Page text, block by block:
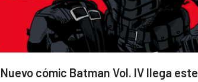
Nuevo cómic Batman Vol. IV llega este